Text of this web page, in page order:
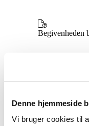
Denne hjemmeside
Vi bruger cookies til